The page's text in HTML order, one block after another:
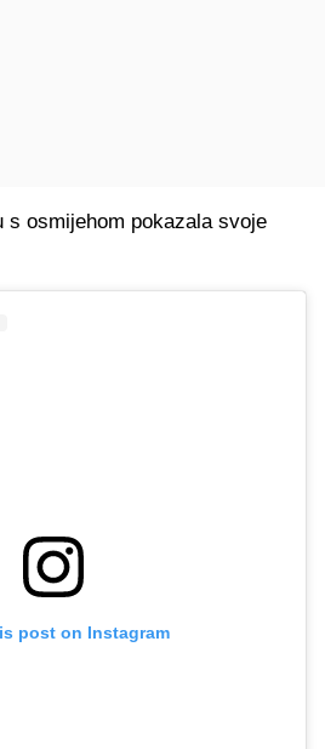
s osmijehom pokazala svoje
post on Instagram